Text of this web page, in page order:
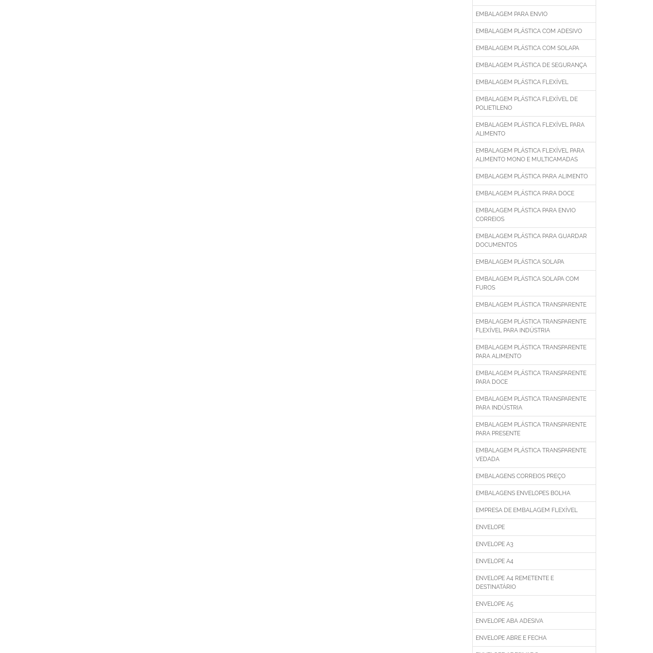
EMBALAGEM PARA ENVIO
EMBALAGEM PLÁSTICA COM ADESIVO
EMBALAGEM PLÁSTICA COM SOLAPA
EMBALAGEM PLÁSTICA DE SEGURANÇA
EMBALAGEM PLÁSTICA FLEXÍVEL
EMBALAGEM PLÁSTICA FLEXÍVEL DE
POLIETILENO
EMBALAGEM PLÁSTICA FLEXÍVEL PARA
ALIMENTO
EMBALAGEM PLÁSTICA FLEXÍVEL PARA
ALIMENTO MONO E MULTICAMADAS
EMBALAGEM PLÁSTICA PARA ALIMENTO
EMBALAGEM PLÁSTICA PARA DOCE
EMBALAGEM PLÁSTICA PARA ENVIO
CORREIOS
EMBALAGEM PLÁSTICA PARA GUARDAR
DOCUMENTOS
EMBALAGEM PLÁSTICA SOLAPA
EMBALAGEM PLÁSTICA SOLAPA COM
FUROS
EMBALAGEM PLÁSTICA TRANSPARENTE
EMBALAGEM PLÁSTICA TRANSPARENTE
FLEXÍVEL PARA INDÚSTRIA
EMBALAGEM PLÁSTICA TRANSPARENTE
PARA ALIMENTO
EMBALAGEM PLÁSTICA TRANSPARENTE
PARA DOCE
EMBALAGEM PLÁSTICA TRANSPARENTE
PARA INDÚSTRIA
EMBALAGEM PLÁSTICA TRANSPARENTE
PARA PRESENTE
EMBALAGEM PLÁSTICA TRANSPARENTE
VEDADA
EMBALAGENS CORREIOS PREÇO
EMBALAGENS ENVELOPES BOLHA
EMPRESA DE EMBALAGEM FLEXÍVEL
ENVELOPE
ENVELOPE A3
ENVELOPE A4
ENVELOPE A4 REMETENTE E
DESTINATÁRIO
ENVELOPE A5
ENVELOPE ABA ADESIVA
ENVELOPE ABRE E FECHA